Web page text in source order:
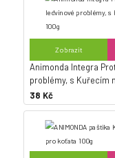
Zobrazit
Animonda Integra
problémy, s Kuřecím
38 Kč